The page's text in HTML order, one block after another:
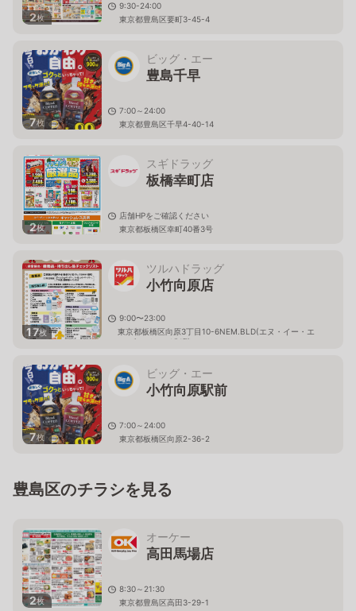
2枚
9:30-24:00
東京都豊島区要町3-45-4
7枚
ビッグ・エー
豊島千早
7:00～24:00
東京都豊島区千早4-40-14
2枚
スギドラッグ
板橋幸町店
店舗HPをご確認ください
東京都板橋区幸町40番3号
17枚
ツルハドラッグ
小竹向原店
9:00〜23:00
東京都板橋区向原3丁目10-6NEM.BLD(エヌ・イー・エ
ム ビルディング)1階
7枚
ビッグ・エー
小竹向原駅前
7:00～24:00
東京都板橋区向原2-36-2
豊島区のチラシを見る
2枚
オーケー
高田馬場店
8:30～21:30
東京都豊島区高田3-29-1